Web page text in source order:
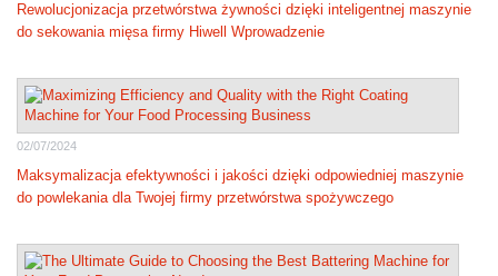
Rewolucjonizacja przetwórstwa żywności dzięki inteligentnej maszynie
do sekowania mięsa firmy Hiwell Wprowadzenie
02/07/2024
Maksymalizacja efektywności i jakości dzięki odpowiedniej maszynie
do powlekania dla Twojej firmy przetwórstwa spożywczego